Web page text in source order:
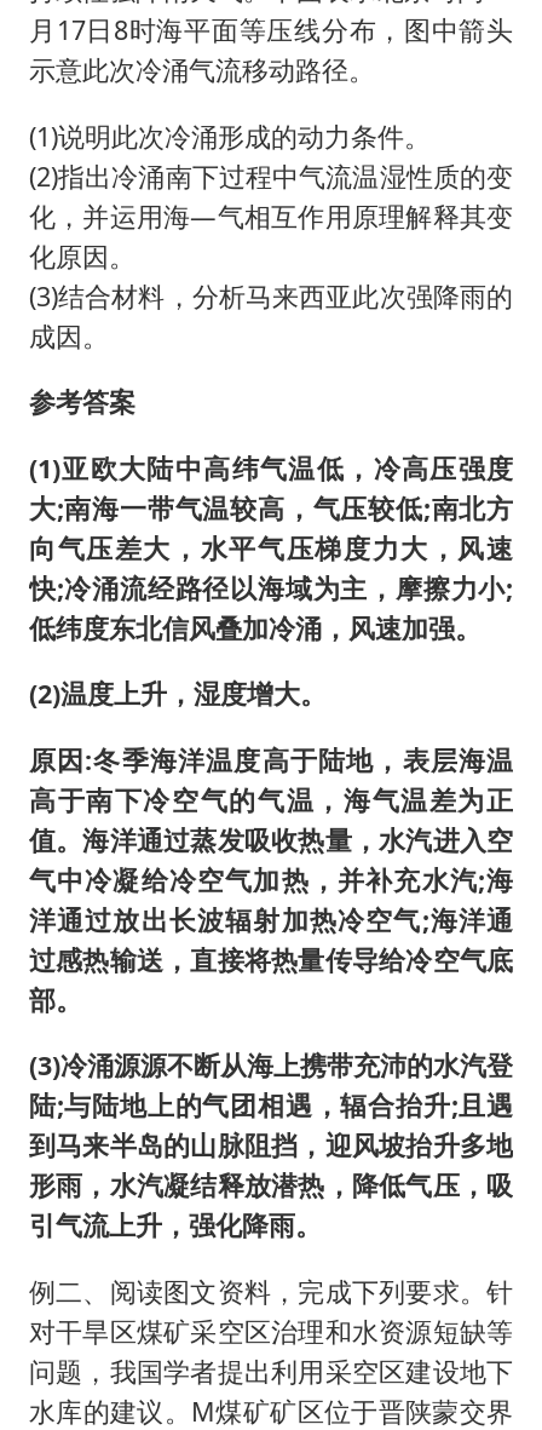
月17日8时海平面等压线分布，图中箭头
示意此次冷涌气流移动路径。
(1)说明此次冷涌形成的动力条件。
(2)指出冷涌南下过程中气流温湿性质的变
化，并运用海—气相互作用原理解释其变
化原因。
(3)结合材料，分析马来西亚此次强降雨的
成因。
参考答案
(1)亚欧大陆中高纬气温低，冷高压强度
大;南海一带气温较高，气压较低;南北方
向气压差大，水平气压梯度力大，风速
快;冷涌流经路径以海域为主，摩擦力小;
低纬度东北信风叠加冷涌，风速加强。
(2)温度上升，湿度增大。
原因:冬季海洋温度高于陆地，表层海温
高于南下冷空气的气温，海气温差为正
值。海洋通过蒸发吸收热量，水汽进入空
气中冷凝给冷空气加热，并补充水汽;海
洋通过放出长波辐射加热冷空气;海洋通
过感热输送，直接将热量传导给冷空气底
部。
(3)冷涌源源不断从海上携带充沛的水汽登
陆;与陆地上的气团相遇，辐合抬升;且遇
到马来半岛的山脉阻挡，迎风坡抬升多地
形雨，水汽凝结释放潜热，降低气压，吸
引气流上升，强化降雨。
例二、阅读图文资料，完成下列要求。针
对干旱区煤矿采空区治理和水资源短缺等
问题，我国学者提出利用采空区建设地下
水库的建议。M煤矿矿区位于晋陕蒙交界